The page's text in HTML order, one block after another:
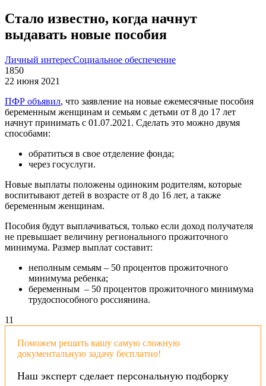
Стало известно, когда начнут
выдавать новые пособия
Личный интересСоциальное обеспечение
1850
22 июня 2021
ПФР объявил, что заявление на новые ежемесячные пособия
беременным женщинам и семьям с детьми от 8 до 17 лет
начнут принимать с 01.07.2021. Сделать это можно двумя
способами:
обратиться в свое отделение фонда;
через госуслуги.
Новые выплаты положены одиноким родителям, которые
воспитывают детей в возрасте от 8 до 16 лет, а также
беременным женщинам.
Пособия будут выплачиваться, только если доход получателя
не превышает величину регионального прожиточного
минимума. Размер выплат составит:
неполным семьям – 50 процентов прожиточного
минимума ребенка;
беременным – 50 процентов прожиточного минимума
трудоспособного россиянина.
11
Поможем решить вашу самую сложную
документальную задачу бесплатно!
Наш эксперт сделает персональную подборку